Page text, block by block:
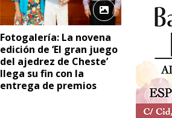
Fotogalería: La novena
edición de ‘El gran juego
del ajedrez de Cheste’
llega su fin con la
entrega de premios